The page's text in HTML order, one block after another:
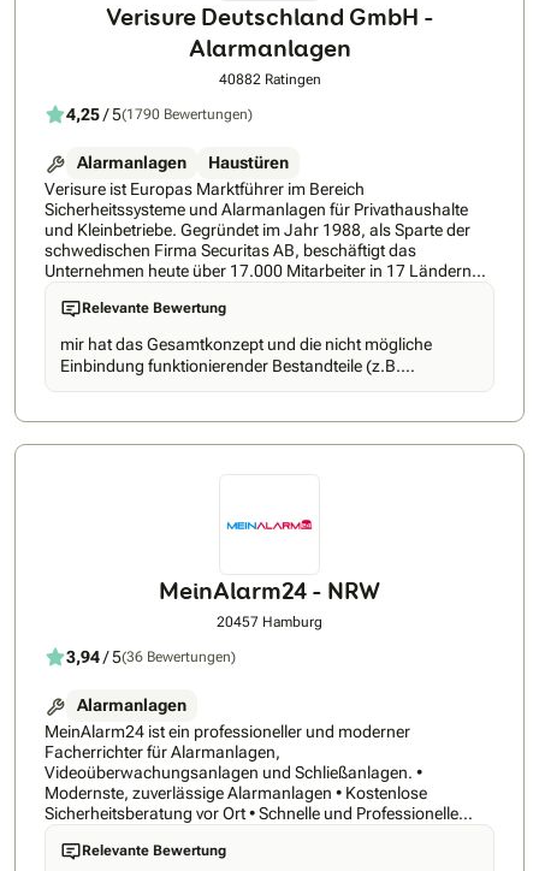
Verisure Deutschland GmbH -
Alarmanlagen
40882 Ratingen
4,25/ 5(1790 Bewertungen)
Alarmanlagen
Haustüren
Verisure ist Europas Marktführer im Bereich
Sicherheitssysteme und Alarmanlagen für Privathaushalte
und Kleinbetriebe. Gegründet im Jahr 1988, als Sparte der
schwedischen Firma Securitas AB, beschäftigt das
Unternehmen heute über 17.000 Mitarbeiter in 17 Ländern
weltweit. Mehr als 5 Millionen Kunden vertrauen mittlerweile
unserer Smart-Home Technologie und jetzt gibt es Verisure
auch in Deutschland. Unsere Unternehmenszentrale in
Ratingen zählt seit der Eröffnung im September 2018 bereits
über 400 Mitarbeiter. Und wir möchten gern mit Dir weiter
wachsen.
Relevante Bewertung
mir hat das Gesamtkonzept und die nicht mögliche
Einbindung funktionierender Bestandteile (z.B.
Tür-/Toröffnung, Sirenen, etc.) nicht gefallen, deshalb
MeinAlarm24 - NRW
20457 Hamburg
3,94/ 5(36 Bewertungen)
Alarmanlagen
MeinAlarm24 ist ein professioneller und moderner
Facherrichter für Alarmanlagen,
Videoüberwachungsanlagen und Schließanlagen. •
Modernste, zuverlässige Alarmanlagen • Kostenlose
Sicherheitsberatung vor Ort • Schnelle und Professionelle
Installation MeinAlarm24 ist Ihr zuverlässiger Partner für
professionelle Sicherheitstechnik, wie z.B. Alarmanlagen,
Relevante Bewertung